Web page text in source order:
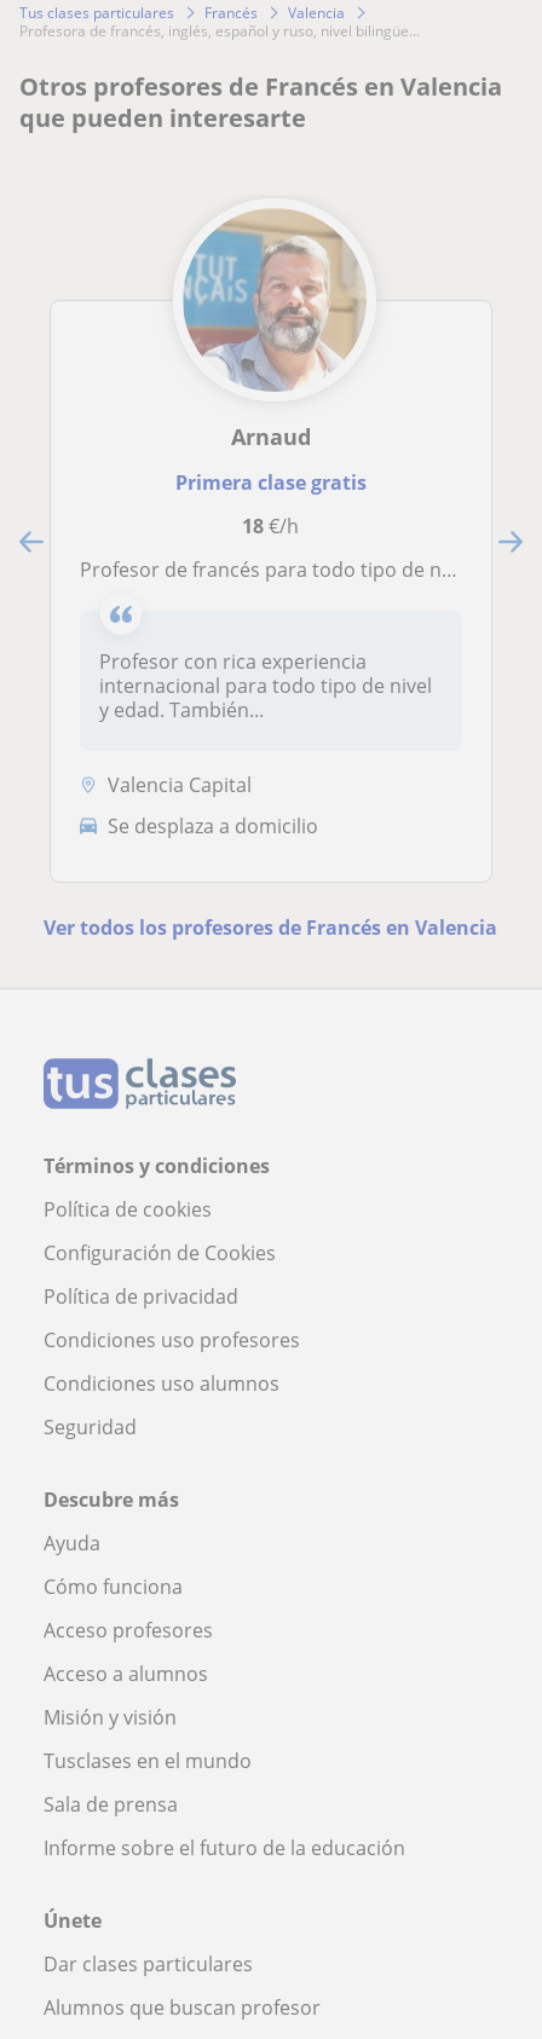
Tus clases particulares Francés
Valencia
profesora de francés, inglés, español y ruso, nivel bilingüe...
Otros profesores de Francés en Valencia
que pueden interesarte
Arnaud
Primera clase gratis
18€/h
Profesor de francés para todo tipo de nivel y/o edad
Profesor con rica experiencia
internacional para todo tipo de nivel
y edad. También...
Valencia Capital
Se desplaza a domicilio
Ver todos los profesores de Francés en Valencia
Términos y condiciones
Política de cookies
Configuración de Cookies
Política de privacidad
Condiciones uso profesores
Condiciones uso alumnos
Seguridad
Descubre más
Ayuda
Cómo funciona
Acceso profesores
Acceso a alumnos
Misión y visión
Tusclases en el mundo
Sala de prensa
Informe sobre el futuro de la educación
Únete
Dar clases particulares
Alumnos que buscan profesor